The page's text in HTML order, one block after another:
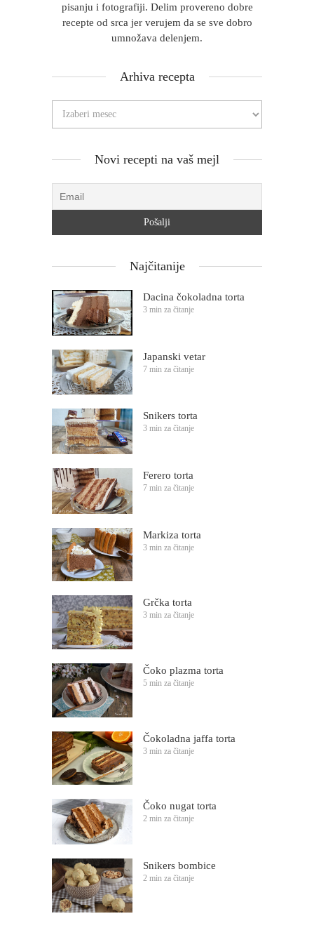
pisanju i fotografiji. Delim provereno dobre
recepte od srca jer verujem da se sve dobro
umnožava delenjem.
Arhiva recepta
Novi recepti na vaš mejl
Najčitanije
Dacina čokoladna torta
3 min za čitanje
Japanski vetar
7 min za čitanje
Snikers torta
3 min za čitanje
Ferero torta
7 min za čitanje
Markiza torta
3 min za čitanje
Grčka torta
3 min za čitanje
Čoko plazma torta
5 min za čitanje
Čokoladna jaffa torta
3 min za čitanje
Čoko nugat torta
2 min za čitanje
Snikers bombice
2 min za čitanje